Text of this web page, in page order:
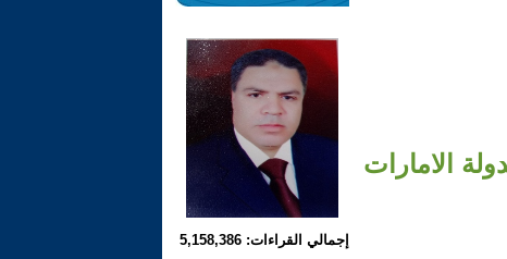
الامارات
إجمالي القراءات: 5,158,386